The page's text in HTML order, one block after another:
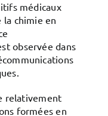
médicaux
la chimie en
observée dans
relativement
formées en